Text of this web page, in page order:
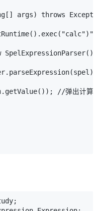
[] args) throws
"calc")"
SpelExpressionParser();
. parseExpression(spel );
. getValue()); //弹出计算
;